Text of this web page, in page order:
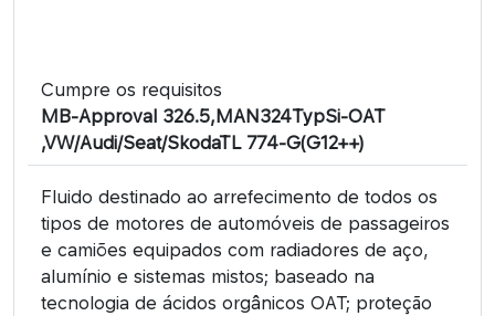
Cumpre os requisitos
MB-Approval 326.5,MAN324TypSi-OAT
,VW/Audi/Seat/SkodaTL 774-G(G12++)
Fluido destinado ao arrefecimento de todos os
tipos de motores de automóveis de passageiros
e camiões equipados com radiadores de aço,
alumínio e sistemas mistos; baseado na
tecnologia de ácidos orgânicos OAT; proteção